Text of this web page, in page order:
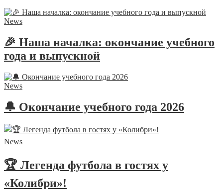
News
🎉 Наша началка: окончание учебного
года и выпускной
News
🔔 Окончание учебного года 2026
News
🏆 Легенда футбола в гостях у
«Колибри»!